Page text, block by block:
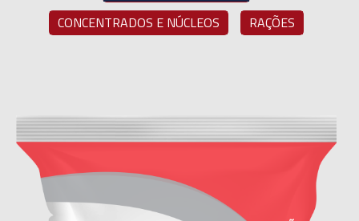
CONCENTRADOS E NÚCLEOS
RAÇÕES